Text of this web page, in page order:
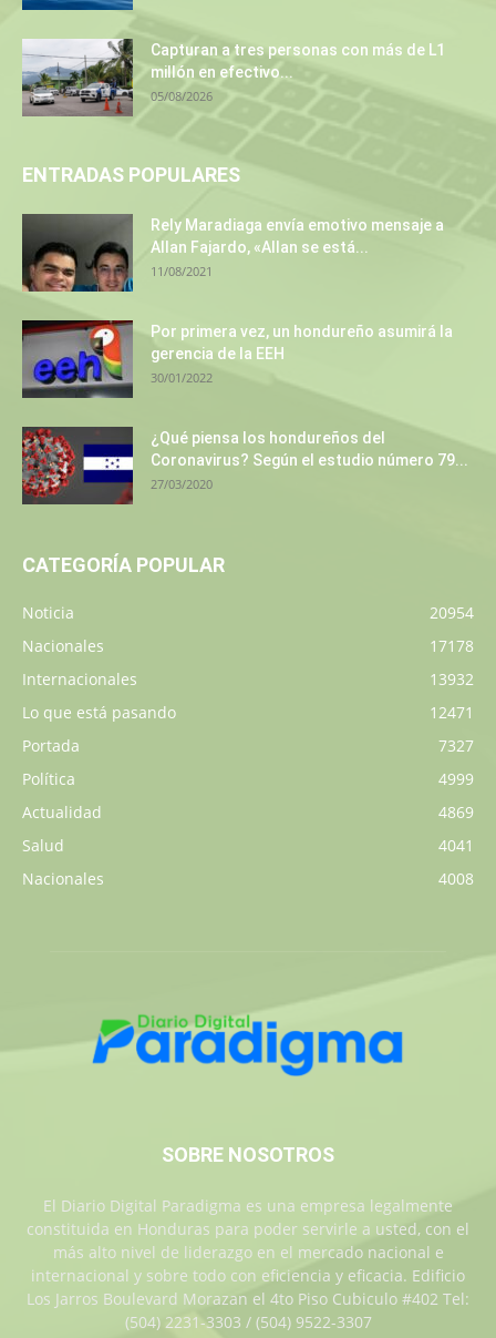
Capturan a tres personas con más de L1
millón en efectivo...
05/08/2026
ENTRADAS POPULARES
Rely Maradiaga envía emotivo mensaje a
Allan Fajardo, «Allan se está...
11/08/2021
Por primera vez, un hondureño asumirá la
gerencia de la EEH
30/01/2022
¿Qué piensa los hondureños del
Coronavirus? Según el estudio número 79...
27/03/2020
CATEGORÍA POPULAR
Noticia
20954
Nacionales
17178
Internacionales
13932
Lo que está pasando
12471
Portada
7327
Política
4999
Actualidad
4869
Salud
4041
Nacionales
4008
SOBRE NOSOTROS
El Diario Digital Paradigma es una empresa legalmente
constituida en Honduras para poder servirle a usted, con el
más alto nivel de liderazgo en el mercado nacional e
internacional y sobre todo con eficiencia y eficacia. Edificio
Los Jarros Boulevard Morazan el 4to Piso Cubiculo #402 Tel:
(504) 2231-3303 / (504) 9522-3307